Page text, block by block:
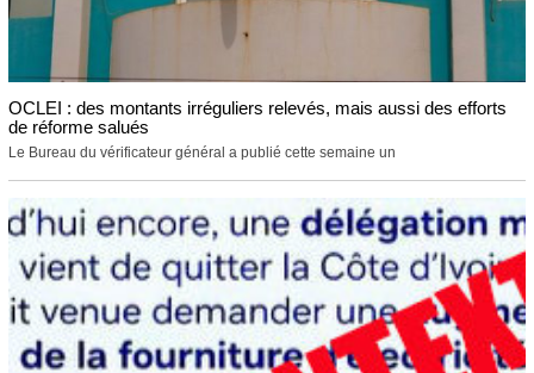
OCLEI : des montants irréguliers relevés, mais aussi des efforts
de réforme salués
Le Bureau du vérificateur général a publié cette semaine un